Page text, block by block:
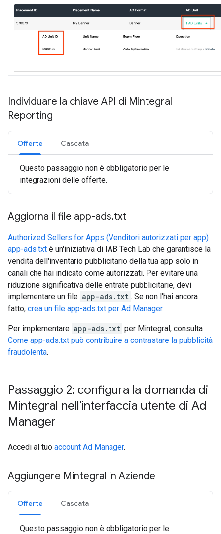
Individuare la chiave API di Mintegral
Reporting
Offerte Cascata
Questo passaggio non è obbligatorio per le
integrazioni delle offerte.
Aggiorna il file app-ads.txt
Authorized Sellers for Apps (Venditori autorizzati per app)
app-ads.txt è un'iniziativa di IAB Tech Lab che garantisce la
vendita dell'inventario pubblicitario della tua app solo in
canali che hai indicato come autorizzati. Per evitare una
riduzione significativa delle entrate pubblicitarie, devi
implementare un file app-ads.txt . Se non l'hai ancora
fatto, crea un file app-ads.txt per Ad Manager.
Per implementare app-ads.txt per Mintegral, consulta
Come app-ads.txt può contribuire a contrastare la pubblicità
fraudolenta.
Passaggio 2: configura la domanda di
Mintegral nell'interfaccia utente di Ad
Manager
Accedi al tuo account Ad Manager.
Aggiungere Mintegral in Aziende
Offerte Cascata
Questo passaggio non è obbligatorio per le